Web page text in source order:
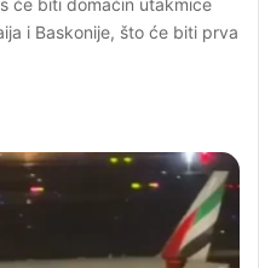
će biti domaćin utakmice
i Baskonije, što će biti prva